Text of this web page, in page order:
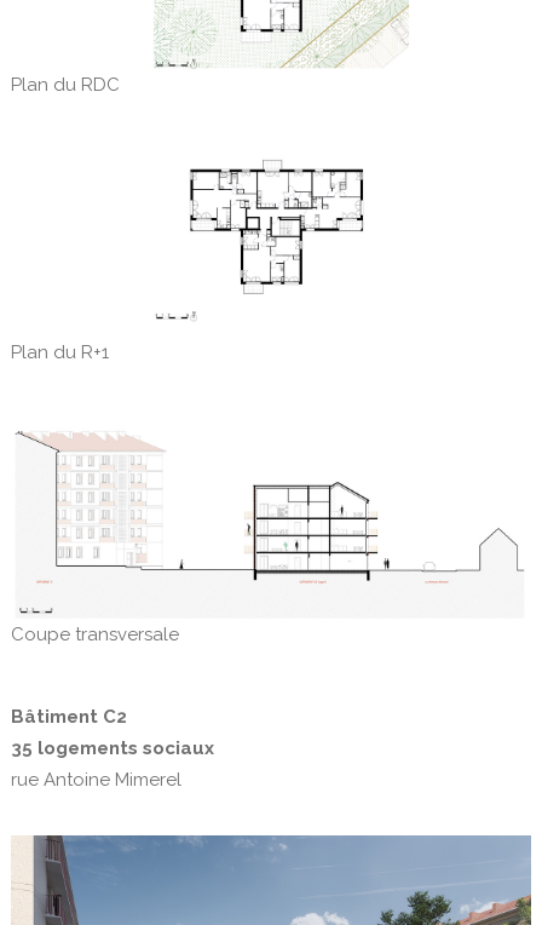
Plan du RDC
Plan du R+1
Coupe transversale
Bâtiment C2
35 logements sociaux
rue Antoine Mimerel